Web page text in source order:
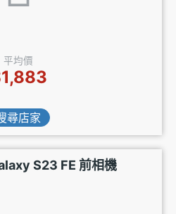
平均價
尋店家
S23 FE 前相機